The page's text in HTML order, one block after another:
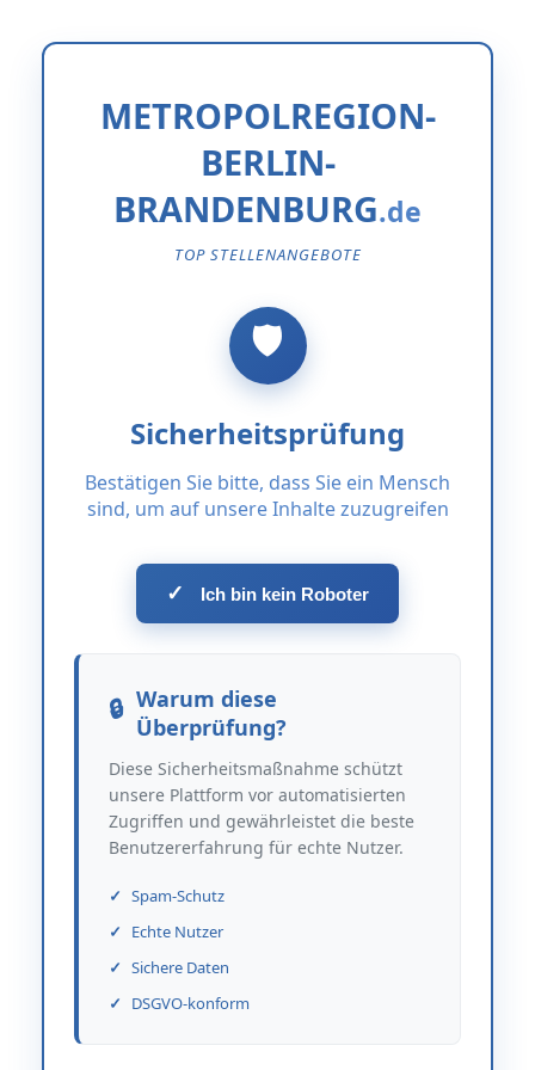
METROPOLREGION-
BERLIN-
BRANDENBURG
TOP STELLENANGEBOTE
Sicherheitsprüfung
Bestätigen Sie bitte, dass Sie ein Mensch
sind, um auf unsere Inhalte zuzugreifen
✓ Ich bin kein Roboter
Warum diese
Überprüfung?
Diese Sicherheitsmaßnahme schützt
unsere Plattform vor automatisierten
Zugriffen und gewährleistet die beste
Benutzererfahrung für echte Nutzer.
Spam-Schutz
Echte Nutzer
Sichere Daten
DSGVO-konform